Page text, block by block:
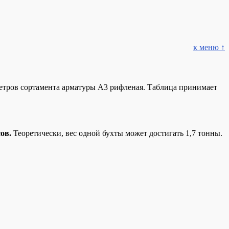
к меню ↑
сортамента арматуры А3 рифленая. Таблица принимает
Теоретически, вес одной бухты может достигать 1,7 тонны.